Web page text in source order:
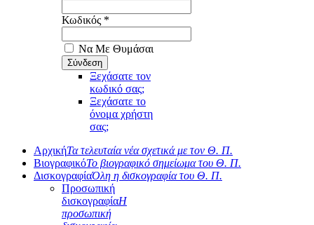
Κωδικός *
Να Με Θυμάσαι
Ξεχάσατε τον
κωδικό σας;
Ξεχάσατε το
όνομα χρήστη
σας;
ΑρχικήΤα τελευταία νέα σχετικά με τον Θ. Π.
ΒιογραφικόΤο βιογραφικό σημείωμα του Θ. Π.
ΔισκογραφίαΌλη η δισκογραφία του Θ. Π.
Προσωπική
δισκογραφίαΗ
προσωπική